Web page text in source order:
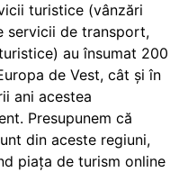
turistice (vânzări
servicii de transport,
au însumat 200
de Vest, cât și în
ani acestea
Presupunem că
din aceste regiuni,
piața de turism online